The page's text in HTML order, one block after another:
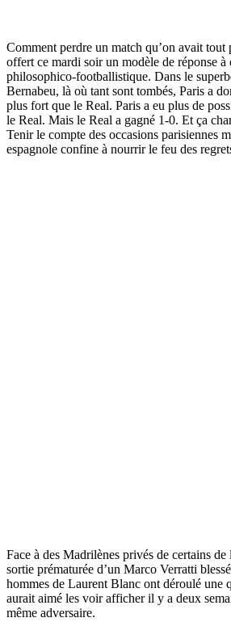
Comment perdre un match qu’on avait tout
offert ce mardi soir un modèle de réponse à
philosophico-footballistique. Dans le
Bernabeu, là où tant sont tombés, Paris a
plus fort que le Real. Paris a eu plus de
le Real. Mais le Real a gagné 1-0. Et ça
Tenir le compte des occasions parisiennes
espagnole confine à nourrir le feu des
Face à des Madrilènes privés de certains de
sortie prématurée d’un Marco Verratti
hommes de Laurent Blanc ont déroulé une
aurait aimé les voir afficher il y a deux
même adversaire.